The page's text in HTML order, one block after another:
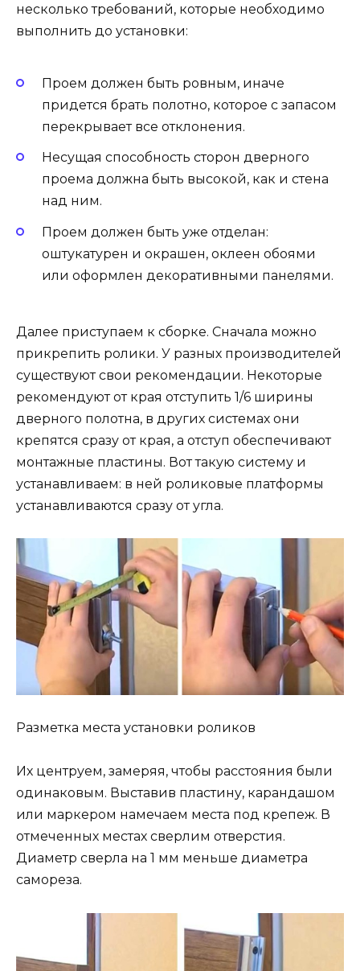
несколько требований, которые необходимо
выполнить до установки:
Проем должен быть ровным, иначе
придется брать полотно, которое с запасом
перекрывает все отклонения.
Несущая способность сторон дверного
проема должна быть высокой, как и стена
над ним.
Проем должен быть уже отделан:
оштукатурен и окрашен, оклеен обоями
или оформлен декоративными панелями.
Далее приступаем к сборке. Сначала можно
прикрепить ролики. У разных производителей
существуют свои рекомендации. Некоторые
рекомендуют от края отступить 1/6 ширины
дверного полотна, в других системах они
крепятся сразу от края, а отступ обеспечивают
монтажные пластины. Вот такую систему и
устанавливаем: в ней роликовые платформы
устанавливаются сразу от угла.
Разметка места установки роликов
Их центруем, замеряя, чтобы расстояния были
одинаковым. Выставив пластину, карандашом
или маркером намечаем места под крепеж. В
отмеченных местах сверлим отверстия.
Диаметр сверла на 1 мм меньше диаметра
самореза.